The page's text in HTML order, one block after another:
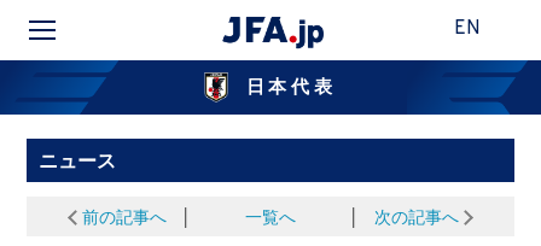
EN
日本代表
ニュース
前の記事へ 一覧へ 次の記事へ